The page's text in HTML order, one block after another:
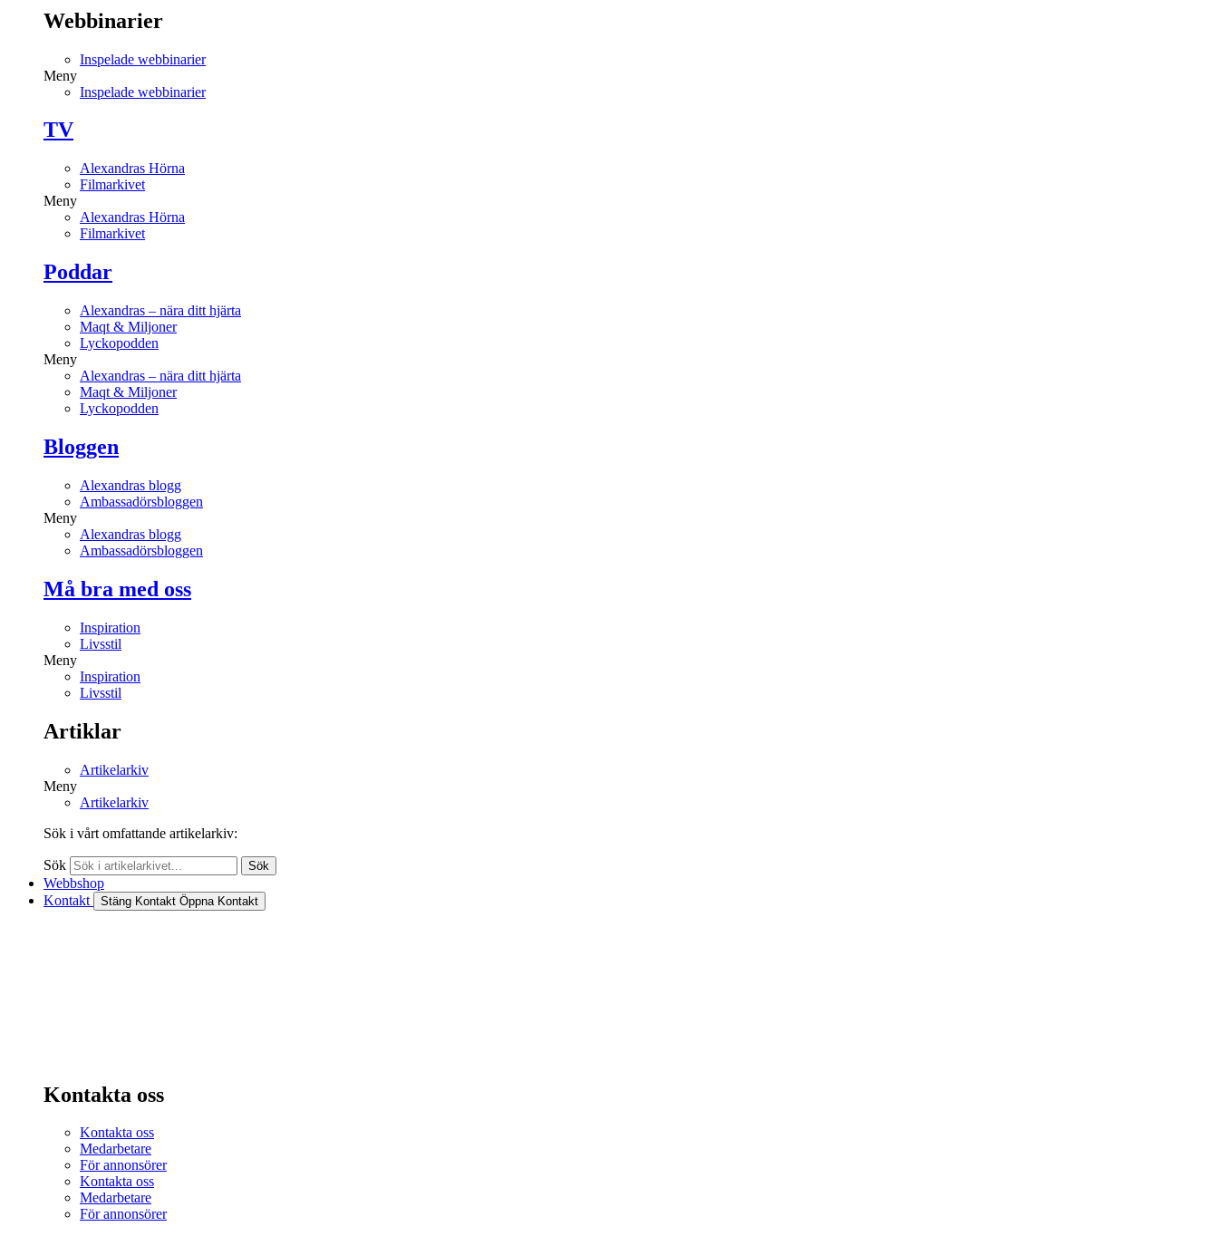
Webbinarier
Inspelade webbinarier
Meny
Inspelade webbinarier
TV
Alexandras Hörna
Filmarkivet
Meny
Alexandras Hörna
Filmarkivet
Poddar
Alexandras – nära ditt hjärta
Maqt & Miljoner
Lyckopodden
Meny
Alexandras – nära ditt hjärta
Maqt & Miljoner
Lyckopodden
Bloggen
Alexandras blogg
Ambassadörsbloggen
Meny
Alexandras blogg
Ambassadörsbloggen
Må bra med oss
Inspiration
Livsstil
Meny
Inspiration
Livsstil
Artiklar
Artikelarkiv
Meny
Artikelarkiv
Sök i vårt omfattande artikelarkiv:
Sök Sök
Webbshop
Kontakt
Stäng Kontakt Öppna Kontakt
Kontakta oss
Kontakta oss
Medarbetare
För annonsörer
Kontakta oss
Medarbetare
För annonsörer